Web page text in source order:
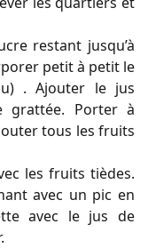
restant jusqu’à
petit à petit le
. Ajouter le jus
grattée. Porter à
tous les fruits
les fruits tièdes.
avec un pic en
avec le jus de